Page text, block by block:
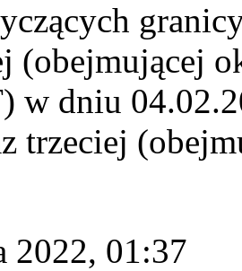
(obejmującej
w dniu
trzeciej
2022, 01:37